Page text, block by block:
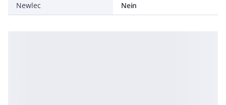
Newlec
Nein